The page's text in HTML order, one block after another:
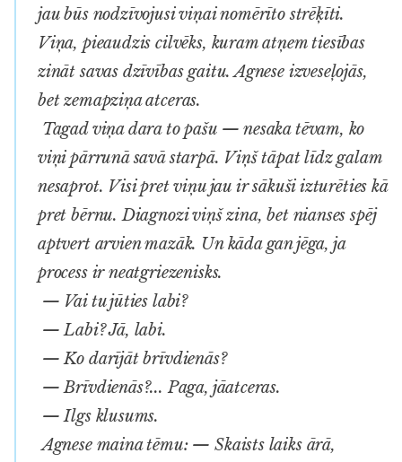
jau būs nodzīvojusi viņai nomērīto strēķīti.
Viņa, pieaudzis cilvēks, kuram atņem tiesības
zināt savas dzīvības gaitu. Agnese izveseļojās,
bet zemapziņa atceras.
Tagad viņa dara to pašu — nesaka tēvam, ko
viņi pārrunā savā starpā. Viņš tāpat līdz galam
nesaprot. Visi pret viņu jau ir sākuši izturēties kā
pret bērnu. Diagnozi viņš zina, bet nianses spēj
aptvert arvien mazāk. Un kāda gan jēga, ja
process ir neatgriezenisks.
— Vai tu jūties labi?
— Labi? Jā, labi.
— Ko darījāt brīvdienās?
— Brīvdienās?... Paga, jāatceras.
— Ilgs klusums.
Agnese maina tēmu: — Skaists laiks ārā,